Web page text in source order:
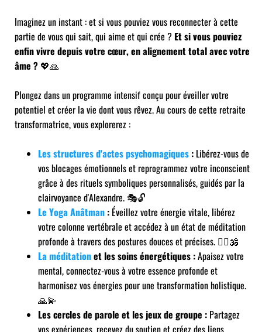
Imaginez un instant : et si vous pouviez vous reconnecter à cette
partie de vous qui sait, qui aime et qui crée ? Et si vous pouviez
enfin vivre depuis votre cœur, en alignement total avec votre
âme ? 💖🙏
Plongez dans un programme intensif conçu pour éveiller votre
potentiel et créer la vie dont vous rêvez. Au cours de cette retraite
transformatrice, vous explorerez :
Les structures d'actes psychomagiques : Libérez-vous de
vos blocages émotionnels et reprogrammez votre inconscient
grâce à des rituels symboliques personnalisés, guidés par la
clairvoyance d'Alexandre. 🎭🔓
Le Yoga Anâtman : Éveillez votre énergie vitale, libérez
votre colonne vertébrale et accédez à un état de méditation
profonde à travers des postures douces et précises. 🧘‍♀️🕉️
La méditationet les soins énergétiques :Apaisez votre
mental, connectez-vous à votre essence profonde et
harmonisez vos énergies pour une transformation holistique.
🙏💫
Les cercles de parole et les jeux de groupe : Partagez
vos expériences, recevez du soutien et créez des liens